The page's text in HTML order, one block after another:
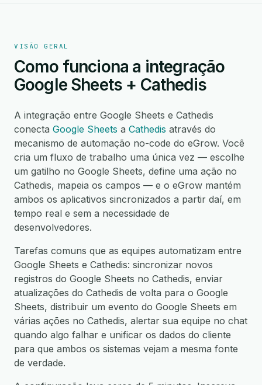
VISÃO GERAL
Como funciona a integração
Google Sheets + Cathedis
A integração entre Google Sheets e Cathedis
conecta Google Sheets a Cathedis através do
mecanismo de automação no-code do eGrow. Você
cria um fluxo de trabalho uma única vez — escolhe
um gatilho no Google Sheets, define uma ação no
Cathedis, mapeia os campos — e o eGrow mantém
ambos os aplicativos sincronizados a partir daí, em
tempo real e sem a necessidade de
desenvolvedores.
Tarefas comuns que as equipes automatizam entre
Google Sheets e Cathedis: sincronizar novos
registros do Google Sheets no Cathedis, enviar
atualizações do Cathedis de volta para o Google
Sheets, distribuir um evento do Google Sheets em
várias ações no Cathedis, alertar sua equipe no chat
quando algo falhar e unificar os dados do cliente
para que ambos os sistemas vejam a mesma fonte
de verdade.